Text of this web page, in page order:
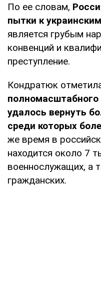
По ее словам,
пытки к
является грубым
конвенций и
преступление.
Кондратюк
удалось вернуть
среди которых
же время в
находится около 7
военнослужащих, а
гражданских.